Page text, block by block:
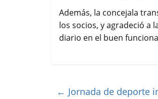
Además, la concejala
los socios, y agradeció a
diario en el buen
← Jornada de deporte